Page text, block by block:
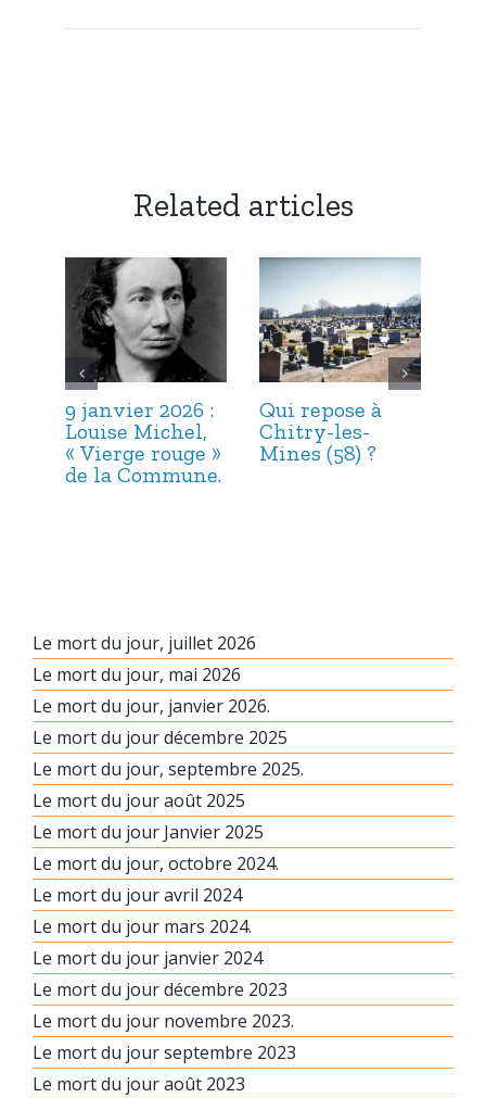
Related articles
9 janvier 2026 :
Louise Michel,
« Vierge rouge »
de la Commune.
Qui repose à
Chitry-les-
Mines (58) ?
Le mort du jour, juillet 2026
Le mort du jour, mai 2026
Le mort du jour, janvier 2026.
Le mort du jour décembre 2025
Le mort du jour, septembre 2025.
Le mort du jour août 2025
Le mort du jour Janvier 2025
Le mort du jour, octobre 2024.
Le mort du jour avril 2024
Le mort du jour mars 2024.
Le mort du jour janvier 2024
Le mort du jour décembre 2023
Le mort du jour novembre 2023.
Le mort du jour septembre 2023
Le mort du jour août 2023